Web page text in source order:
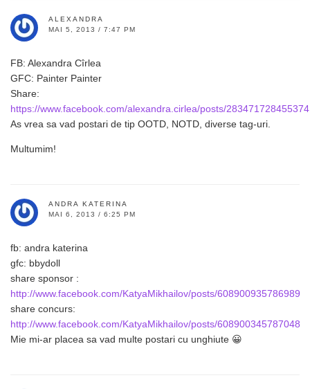
ALEXANDRA
MAI 5, 2013 / 7:47 PM
FB: Alexandra Cîrlea
GFC: Painter Painter
Share:
https://www.facebook.com/alexandra.cirlea/posts/283471728455374
As vrea sa vad postari de tip OOTD, NOTD, diverse tag-uri.
Multumim!
ANDRA KATERINA
MAI 6, 2013 / 6:25 PM
fb: andra katerina
gfc: bbydoll
share sponsor :
http://www.facebook.com/KatyaMikhailov/posts/608900935786989
share concurs:
http://www.facebook.com/KatyaMikhailov/posts/608900345787048
Mie mi-ar placea sa vad multe postari cu unghiute 😀